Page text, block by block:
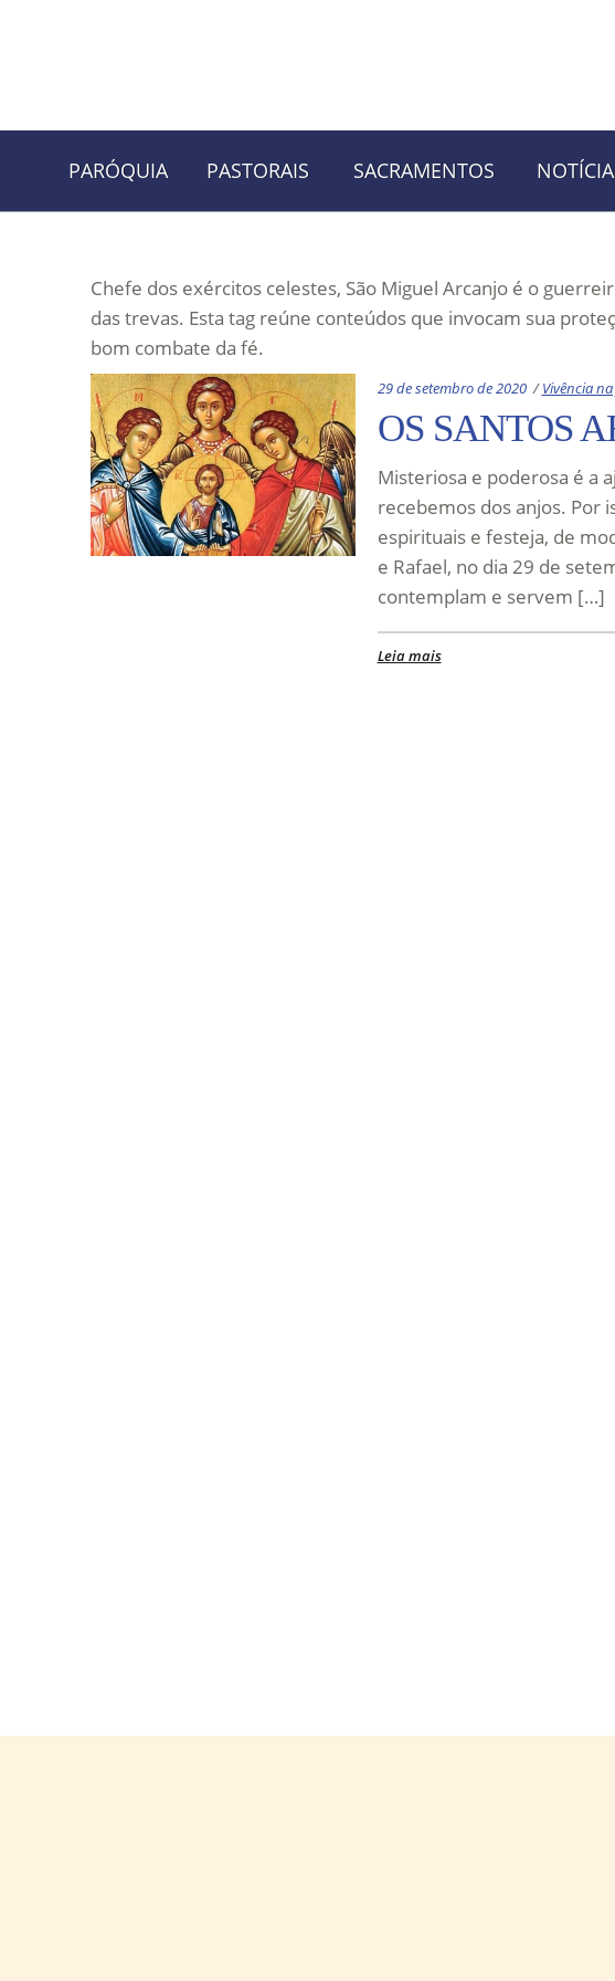
to
to
PARÓQUIA PASTORAIS SACRAMENTOS
Chefe dos exércitos celestes, São Miguel Arcanjo é o
das trevas. Esta tag reúne conteúdos que invocam sua
bom combate da fé.
29 de setembro de 2020 Categories:
Vivência
OS SANTOS
Misteriosa e poderosa é a
recebemos dos anjos. Por
espirituais e festeja, de
e Rafael, no dia 29 de
contemplam e servem […]
Leia mais